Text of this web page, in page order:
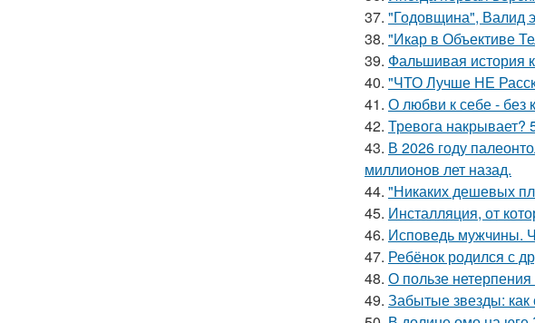
37. "Годовщина", Валид
38. "Икар в Объективе
39. Фальшивая история
40. "ЧТО Лучше НЕ
41. О любви к себе - без
42. Тревога накрывает?
43. В 2026 году
миллионов лет назад.
44. "Никаких дешевых
45. Инсталляция, от
46. Исповедь мужчины.
47. Ребёнок родился с
48. О пользе
49. Забытые звезды: